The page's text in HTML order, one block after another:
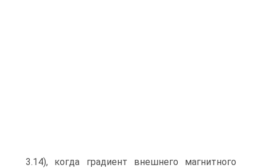
3.14), когда градиент внешнего магнитного